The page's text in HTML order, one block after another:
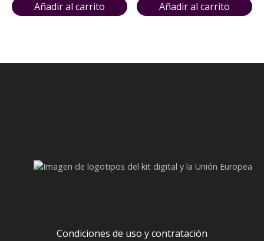
Añadir al carrito Añadir al carrito
Condiciones de uso y contratación